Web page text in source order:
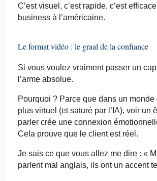
C’est visuel, c’est rapide, c’est
business à l’américaine.
Le format vidéo : le graal de la confiance
Si vous voulez vraiment passer un
l’arme absolue.
Pourquoi ? Parce que dans un monde
plus virtuel (et saturé par l’IA), voir un
parler crée une connexion
Cela prouve que le client est réel.
Je sais ce que vous allez me dire : «
parlent mal anglais, ils ont un accent